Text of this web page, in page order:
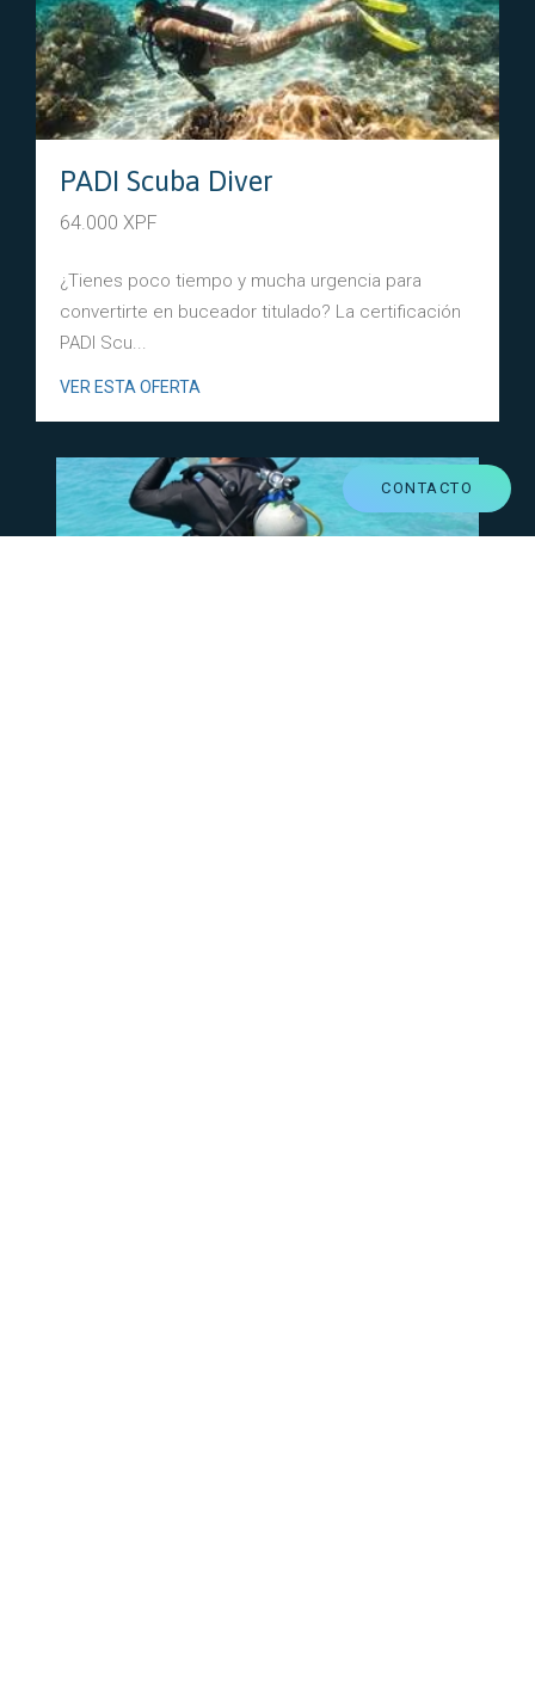
CONTACTO
PADI Scuba Diver
64.000 XPF
¿Tienes poco tiempo y mucha urgencia para
convertirte en buceador titulado? La certificación
PADI Scu...
VER ESTA OFERTA